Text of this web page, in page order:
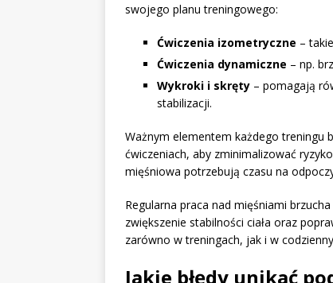
swojego planu treningowego:
Ćwiczenia izometryczne –
Ćwiczenia dynamiczne – np.
Wykroki i skręty – pomagają
stabilizacji.
Ważnym elementem każdego treningu
ćwiczeniach, aby zminimalizować
mięśniowa potrzebują czasu na
Regularna praca nad mięśniami
zwiększenie stabilności ciała oraz
zarówno w treningach, jak i w
Jakie błędy unikać